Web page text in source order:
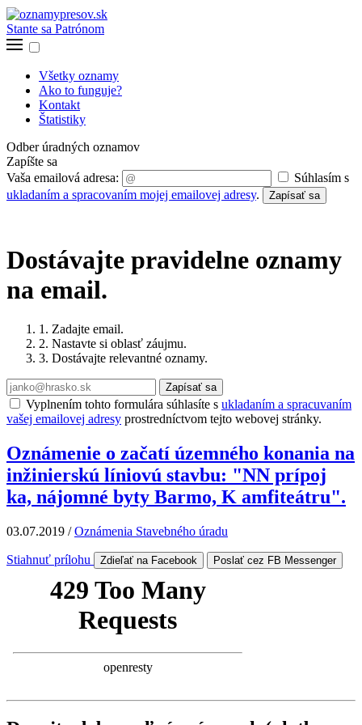
Stante sa Patrónom
Všetky oznamy
Ako to funguje?
Kontakt
Štatistiky
Odber úradných oznamov
Zapíšte sa
Vaša emailová adresa:
Súhlasím s
ukladaním a spracovaním mojej emailovej adresy. Zapísať sa
Dostávajte pravidelne oznamy
na email.
1. Zadajte email.
2. Nastavte si oblasť záujmu.
3. Dostávajte relevantné oznamy.
Zapísať sa
Vyplnením tohto formulára súhlasíte s ukladaním a spracuvaním
vašej emailovej adresy prostredníctvom tejto webovej stránky.
Oznámenie o začatí územného konania na
inžinierskú líniovú stavbu: "NN prípoj
ka, nájomné byty Barmo, K amfiteátru".
03.07.2019 /Oznámenia Stavebného úradu
Stiahnuť prílohu Zdieľať na Facebook Poslať cez FB Messenger